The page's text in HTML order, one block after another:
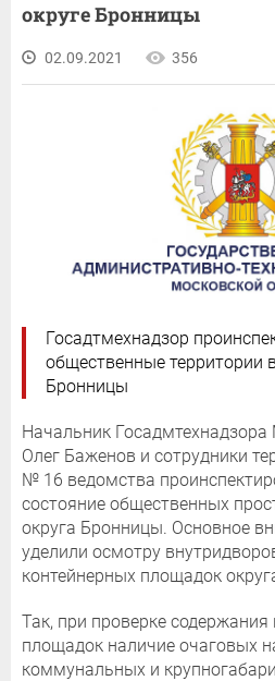
округе Бронницы
02.09.2021 356
Госадтмехнадзор
общественные территории
Бронницы
Начальник Госадмтехнадзора
Олег Баженов и сотрудники
№ 16 ведомства
состояние общественных
округа Бронницы. Основное
уделили осмотру
контейнерных площадок
Так, при проверке содержания
площадок наличие очаговых
коммунальных и